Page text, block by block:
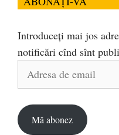
Introduceți mai jos
notificări cînd sînt
Adresa
Mă abonez